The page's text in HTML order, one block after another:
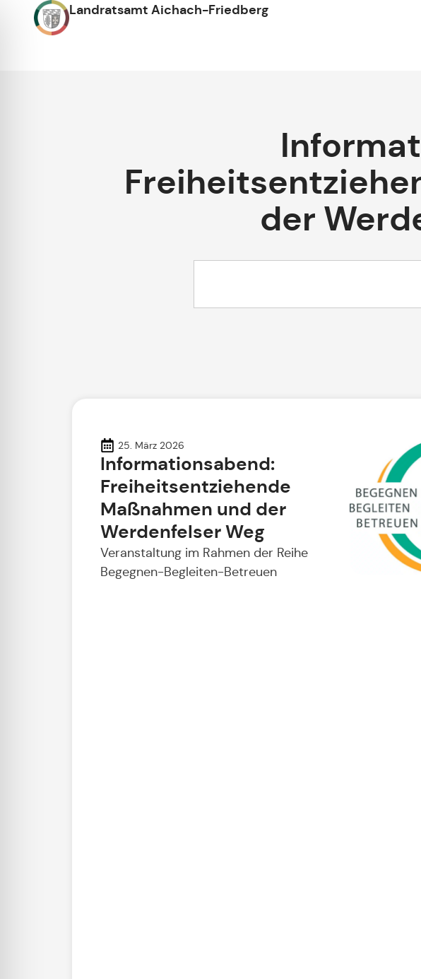
Landratsamt Aichach-Friedberg
der
25. März 2026
Informationsabend:
Freiheitsentziehende
Maßnahmen und der
Werdenfelser Weg
Veranstaltung im Rahmen der Reihe
Begegnen-Begleiten-Betreuen